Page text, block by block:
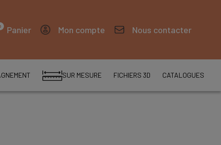
Panier Mon compte Nous contacter
SUR MESURE FICHIERS 3D CATALOGUES